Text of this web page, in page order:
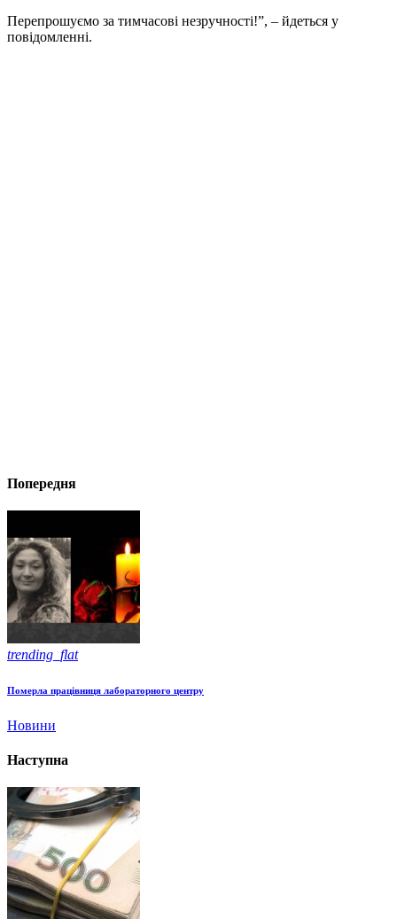
Перепрошуємо за тимчасові незручності!”, – йдеться у
повідомленні.
Попередня
trending_flat
Померла працівниця лабораторного центру
Новини
Наступна